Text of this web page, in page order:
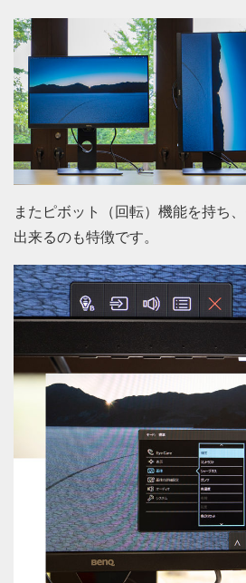
またピボット（回転）機能を持ち
出来るのも特徴です。